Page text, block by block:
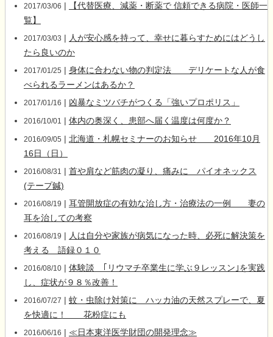
2017/03/06 |
【代替医療、減薬・断薬で 信頼できる病院・医師一
覧】
2017/03/03 | 人が安心感を持って、幸せに暮らすためにはどうし
たら良いのか
2017/01/25 | 身体に合わない物の判定法 デリケートな人が食
べられるラーメンはあるか？
2017/01/16 | 凶暴なミツバチがつくる「強いプロポリス」
2016/10/01 | 体内の奥深く、患部へ届く温度は何度か？
2016/09/05 | 北海道・札幌セミナーのお知らせ 2016年10月
16日（日）
2016/08/31 | 首や肩など筋肉の凝り、痛みに パイオネックス
(テープ鍼)
2016/08/19 | 耳管開放症の有効な治し方・治療法の一例 妻の
耳を治しての考察
2016/08/19 | 人は自分や家族が病気になった時、必死に解決策を
考える 語録０１０
2016/08/10| 体験談 ｢リウマチ卒業生に学ぶ９レッスン｣を実践
し、症状が９８％改善！
2016/07/27 | 蚊・虫除け対策に ハッカ油の天然スプレーで、夏
を快適に！ 花粉症にも
2016/06/16 | ≪日本東洋医学財団の開発理念≫